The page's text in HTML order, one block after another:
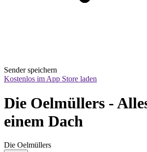
Sender speichern
Kostenlos im App Store laden
Die Oelmüllers -
einem Dach
Die Oelmüllers